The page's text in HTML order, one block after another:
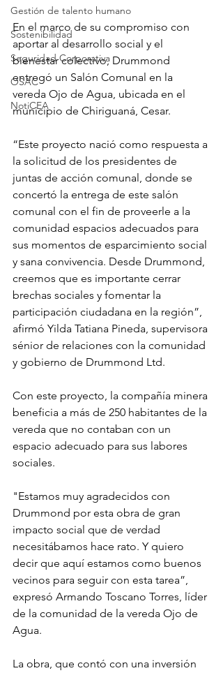
Gestión de talento humano
Sostenibilidad
Seguridad Corporativa
OSAC
NotiCEA
En el marco de su compromiso con
aportar al desarrollo social y el
bienestar colectivo, Drummond
entregó un Salón Comunal en la
vereda Ojo de Agua, ubicada en el
municipio de Chiriguaná, Cesar.
“Este proyecto nació como respuesta a
la solicitud de los presidentes de
juntas de acción comunal, donde se
concertó la entrega de este salón
comunal con el fin de proveerle a la
comunidad espacios adecuados para
sus momentos de esparcimiento social
y sana convivencia. Desde Drummond,
creemos que es importante cerrar
brechas sociales y fomentar la
participación ciudadana en la región”,
afirmó Yilda Tatiana Pineda, supervisora
sénior de relaciones con la comunidad
y gobierno de Drummond Ltd.
Con este proyecto, la compañía minera
beneficia a más de 250 habitantes de la
vereda que no contaban con un
espacio adecuado para sus labores
sociales.
"Estamos muy agradecidos con
Drummond por esta obra de gran
impacto social que de verdad
necesitábamos hace rato. Y quiero
decir que aquí estamos como buenos
vecinos para seguir con esta tarea”,
expresó Armando Toscano Torres, líder
de la comunidad de la vereda Ojo de
Agua.
La obra, que contó con una inversión